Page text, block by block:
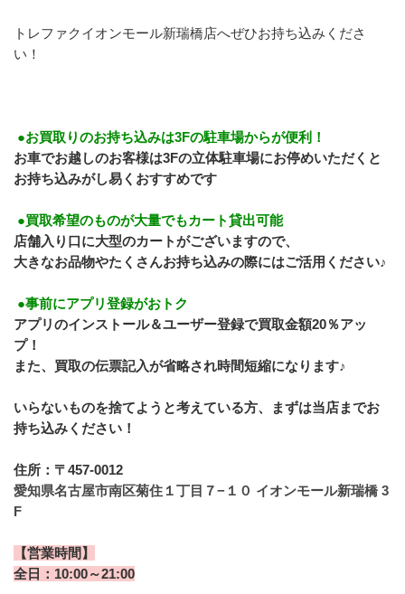
トレファクイオンモール新瑞橋店へぜひお持ち込みくださ
い！
●お買取りのお持ち込みは3Fの駐車場からが便利！
お車でお越しのお客様は3Fの立体駐車場にお停めいただくと
お持ち込みがし易くおすすめです
●買取希望のものが大量でもカート貸出可能
店舗入り口に大型のカートがございますので、
大きなお品物やたくさんお持ち込みの際にはご活用ください♪
●事前にアプリ登録がおトク
アプリのインストール＆ユーザー登録で買取金額20％アッ
プ！
また、買取の伝票記入が省略され時間短縮になります♪
いらないものを捨てようと考えている方、まずは当店までお
持ち込みください！
住所：〒457-0012
愛知県名古屋市南区菊住１丁目７−１０ イオンモール新瑞橋 3
F
【営業時間】
全日：10:00～21:00